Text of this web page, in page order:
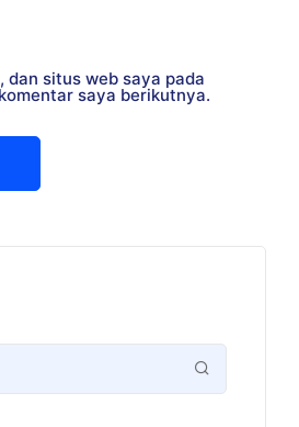
dan situs web saya pada
saya berikutnya.